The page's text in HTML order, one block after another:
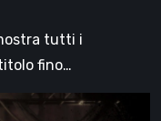
tutti i
fino…